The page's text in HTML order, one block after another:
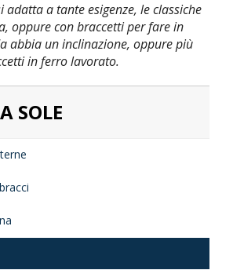
adatta a tante esigenze, le classiche
oppure con braccetti per fare in
abbia un inclinazione, oppure più
in ferro lavorato.
SOLE